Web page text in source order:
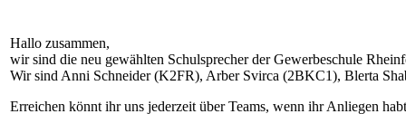
Hallo zusammen,
wir sind die neu gewählten Schulsprecher der Gewerbeschule
Wir sind Anni Schneider (K2FR), Arber Svirca (2BKC1), Blerta
Erreichen könnt ihr uns jederzeit über Teams, wenn ihr Anliegen